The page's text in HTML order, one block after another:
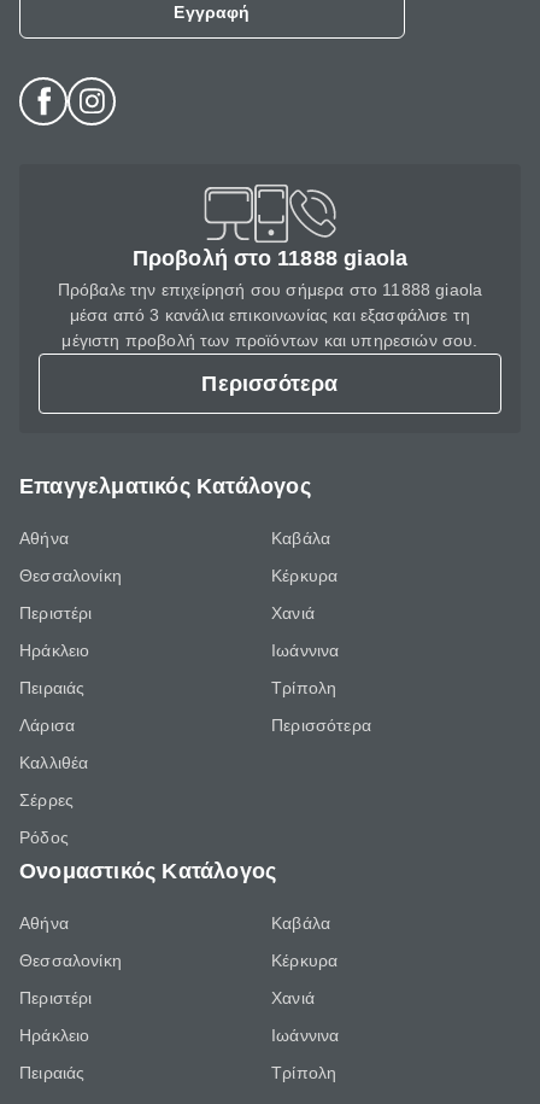
Εγγραφή
Προβολή στο 11888 giaola
Πρόβαλε την επιχείρησή σου σήμερα στο 11888 giaola
μέσα από 3 κανάλια επικοινωνίας και εξασφάλισε τη
μέγιστη προβολή των προϊόντων και υπηρεσιών σου.
Περισσότερα
Επαγγελματικός Κατάλογος
Αθήνα
Θεσσαλονίκη
Περιστέρι
Ηράκλειο
Πειραιάς
Λάρισα
Καλλιθέα
Σέρρες
Ρόδος
Καβάλα
Κέρκυρα
Χανιά
Ιωάννινα
Τρίπολη
Περισσότερα
Ονομαστικός Κατάλογος
Αθήνα
Θεσσαλονίκη
Περιστέρι
Ηράκλειο
Πειραιάς
Καβάλα
Κέρκυρα
Χανιά
Ιωάννινα
Τρίπολη